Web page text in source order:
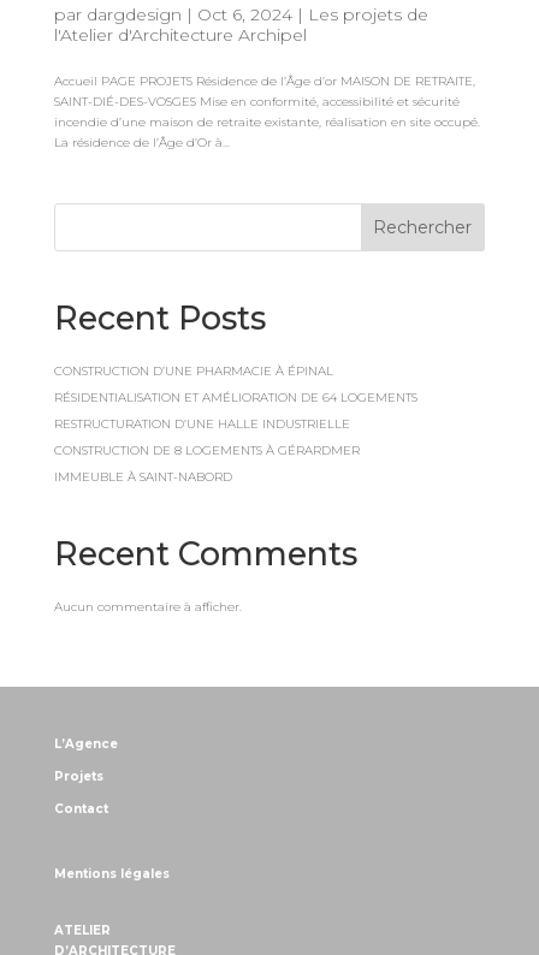
par dargdesign | Oct 6, 2024| Les projets de
l'Atelier d'Architecture Archipel
Accueil PAGE PROJETS Résidence de l’Âge d’or MAISON DE RETRAITE,
SAINT-DIÉ-DES-VOSGES Mise en conformité, accessibilité et sécurité
incendie d’une maison de retraite existante, réalisation en site occupé.
La résidence de l’Âge d’Or à...
Rechercher
Recent Posts
CONSTRUCTION D’UNE PHARMACIE À ÉPINAL
RÉSIDENTIALISATION ET AMÉLIORATION DE 64 LOGEMENTS
RESTRUCTURATION D’UNE HALLE INDUSTRIELLE
CONSTRUCTION DE 8 LOGEMENTS À GÉRARDMER
IMMEUBLE À SAINT-NABORD
Recent Comments
Aucun commentaire à afficher.
L’Agence
Projets
Contact
Mentions légales
ATELIER
D’ARCHITECTURE